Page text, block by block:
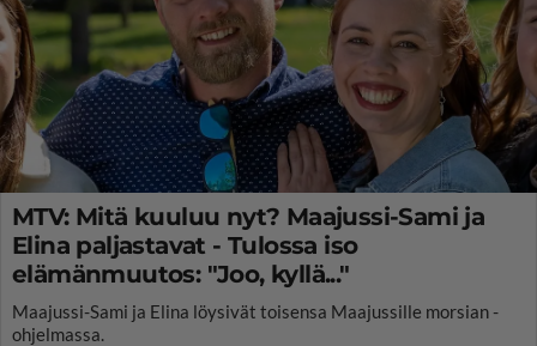
MTV: Mitä kuuluu nyt? Maajussi-Sami ja
Elina paljastavat - Tulossa iso
elämänmuutos: "Joo, kyllä..."
Maajussi-Sami ja Elina löysivät toisensa Maajussille morsian -
ohjelmassa.